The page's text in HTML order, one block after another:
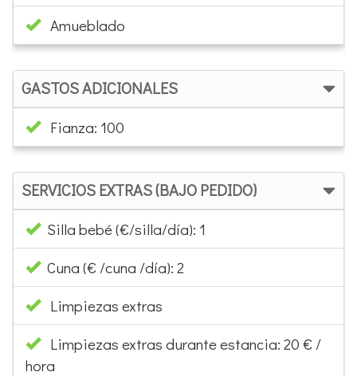
Amueblado
GASTOS ADICIONALES
Fianza: 100
SERVICIOS EXTRAS (BAJO PEDIDO)
Silla bebé (€/silla/día): 1
Cuna (€ /cuna /día): 2
Limpiezas extras
Limpiezas extras durante estancia: 20 € /
hora